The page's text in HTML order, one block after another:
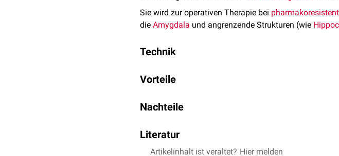
Sie wird zur operativen Therapie bei
die Amygdala und angrenzende Strukturen (wie
Technik
Präparation entlang der
Vorteile
schneller Zugang zu den Zielstrukturen
geringeres Risiko für postoperative
Nachteile
möglicherweise ungeeignet bei komplexen
hintere Bereiche des Hippokampus sind schwer zu
Literatur
H. Wieser, Entwicklung und aktueller Stand der
Artikelinhalt ist veraltet? Hier melden